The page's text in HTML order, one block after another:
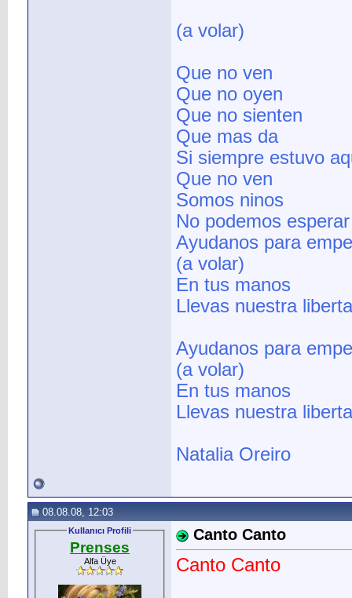
(a volar)
Que no ven
Que no oyen
Que no sienten
Que mas da
Si siempre estuvo
Que no ven
Somos ninos
No podemos esperar
Ayudanos para
(a volar)
En tus manos
Llevas nuestra
Ayudanos para
(a volar)
En tus manos
Llevas nuestra
Natalia Oreiro
08.08.08, 12:03
Kullanıcı Profili
Prenses
Alfa Üye
Canto Canto
Canto Canto